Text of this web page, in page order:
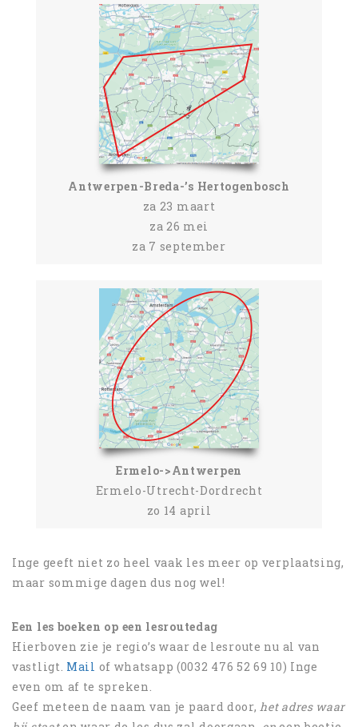
Antwerpen-Breda-’s Hertogenbosch
za 23 maart
za 26 mei
za 7 september
Ermelo->Antwerpen
Ermelo-Utrecht-Dordrecht
zo 14 april
Inge geeft niet zo heel vaak les meer op verplaatsing,
maar sommige dagen dus nog wel!
Een les boeken op een lesroutedag
Hierboven zie je regio’s waar de lesroute nu al van
vastligt. Mail of whatsapp (0032 476 52 69 10) Inge
even om af te spreken.
Geef meteen de naam van je paard door,het adres waar